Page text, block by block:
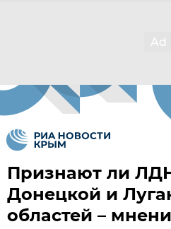
Признают ли
Донецкой и
областей –